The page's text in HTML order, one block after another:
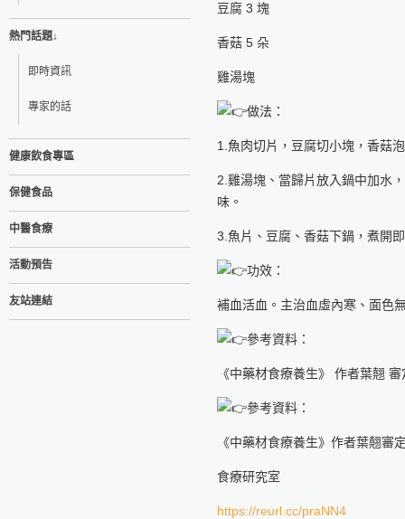
熱門話題↓
即時資訊
專家的話
健康飲食專區
保健食品
中醫食療
活動預告
友站連結
豆腐 3 塊
香菇 5 朵
雞湯塊
做法：
1.魚肉切片，豆腐切小塊，香菇
2.雞湯塊、當歸片放入鍋中加水
味。
3.魚片、豆腐、香菇下鍋，煮開
功效：
補血活血。主治血虛內寒、面色
參考資料：
《中藥材食療養生》 作者葉翹
參考資料：
《中藥材食療養生》作者葉翹審
食療研究室
https://reurl.cc/praNN4